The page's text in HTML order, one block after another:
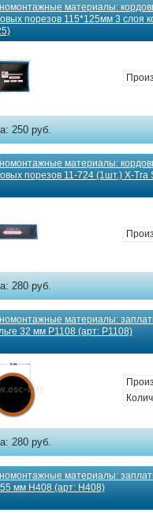
материалы:
порезов 115*125мм 3 слоя
250 руб.
материалы:
порезов 11-724 (1шт.) X-Tra
280 руб.
материалы:
32 мм Р1108 (арт: Р1108)
280 руб.
материалы:
мм Н408 (арт: Н408)